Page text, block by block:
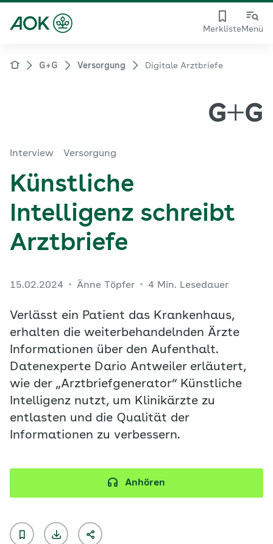
MerklisteMenü
G+G Versorgung Digitale Arztbriefe
Interview Versorgung
Künstliche
Intelligenz schreibt
Arztbriefe
15.02.2024 Änne Töpfer 4 Min. Lesedauer
Verlässt ein Patient das Krankenhaus,
erhalten die weiterbehandelnden Ärzte
Informationen über den Aufenthalt.
Datenexperte Dario Antweiler erläutert,
wie der „Arztbriefgenerator“ Künstliche
Intelligenz nutzt, um Klinikärzte zu
entlasten und die Qualität der
Informationen zu verbessern.
Anhören